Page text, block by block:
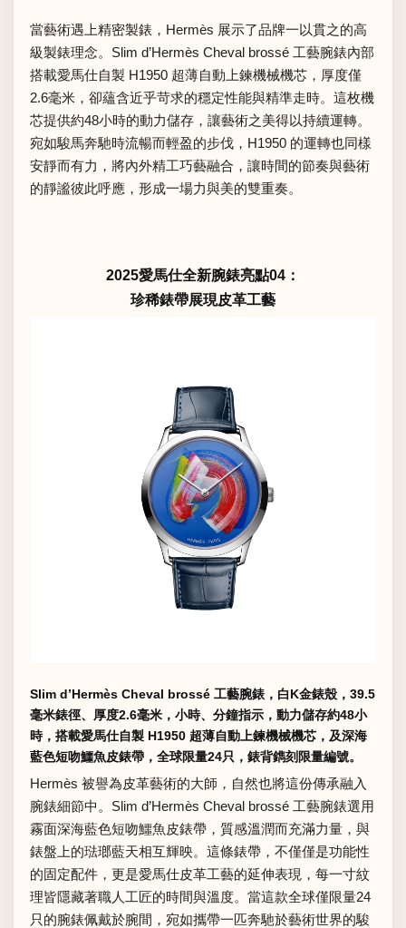
當藝術遇上精密製錶，Hermès 展示了品牌一以貫之的高
級製錶理念。Slim d’Hermès Cheval brossé 工藝腕錶內部
搭載愛馬仕自製 H1950 超薄自動上鍊機械機芯，厚度僅
2.6毫米，卻蘊含近乎苛求的穩定性能與精準走時。這枚機
芯提供約48小時的動力儲存，讓藝術之美得以持續運轉。
宛如駿馬奔馳時流暢而輕盈的步伐，H1950 的運轉也同樣
安靜而有力，將內外精工巧藝融合，讓時間的節奏與藝術
的靜謐彼此呼應，形成一場力與美的雙重奏。
2025愛馬仕全新腕錶亮點04：
珍稀錶帶展現皮革工藝
Slim d’Hermès Cheval brossé 工藝腕錶，白K金錶殼，39.5
毫米錶徑、厚度2.6毫米，小時、分鐘指示，動力儲存約48小
時，搭載愛馬仕自製 H1950 超薄自動上鍊機械機芯，及深海
藍色短吻鱷魚皮錶帶，全球限量24只，錶背鐫刻限量編號。
Hermès 被譽為皮革藝術的大師，自然也將這份傳承融入
腕錶細節中。Slim d’Hermès Cheval brossé 工藝腕錶選用
霧面深海藍色短吻鱷魚皮錶帶，質感溫潤而充滿力量，與
錶盤上的琺瑯藍天相互輝映。這條錶帶，不僅僅是功能性
的固定配件，更是愛馬仕皮革工藝的延伸表現，每一寸紋
理皆隱藏著職人工匠的時間與溫度。當這款全球僅限量24
只的腕錶佩戴於腕間，宛如攜帶一匹奔馳於藝術世界的駿